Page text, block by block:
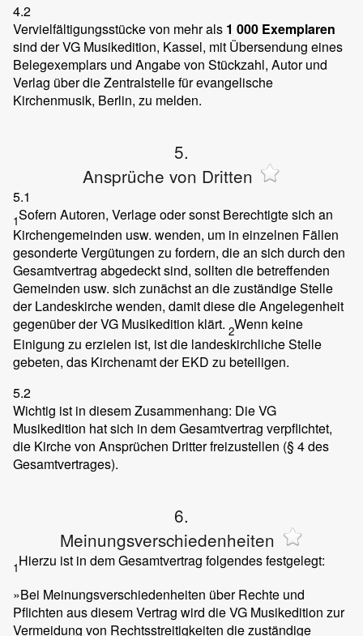
4.2
Vervielfältigungsstücke von mehr als 1 000 Exemplaren
sind der VG Musikedition, Kassel, mit Übersendung eines
Belegexemplars und Angabe von Stückzahl, Autor und
Verlag über die Zentralstelle für evangelische
Kirchenmusik, Berlin, zu melden.
5.
Ansprüche von Dritten
5.1
1Sofern Autoren, Verlage oder sonst Berechtigte sich an
Kirchengemeinden usw. wenden, um in einzelnen Fällen
gesonderte Vergütungen zu fordern, die an sich durch den
Gesamtvertrag abgedeckt sind, sollten die betreffenden
Gemeinden usw. sich zunächst an die zuständige Stelle
der Landeskirche wenden, damit diese die Angelegenheit
gegenüber der VG Musikedition klärt. 2Wenn keine
Einigung zu erzielen ist, ist die landeskirchliche Stelle
gebeten, das Kirchenamt der EKD zu beteiligen.
5.2
Wichtig ist in diesem Zusammenhang: Die VG
Musikedition hat sich in dem Gesamtvertrag verpflichtet,
die Kirche von Ansprüchen Dritter freizustellen (§ 4 des
Gesamtvertrages).
6.
Meinungsverschiedenheiten
1Hierzu ist in dem Gesamtvertrag folgendes festgelegt:
»Bei Meinungsverschiedenheiten über Rechte und
Pflichten aus diesem Vertrag wird die VG Musikedition zur
Vermeidung von Rechtsstreitigkeiten die zuständige